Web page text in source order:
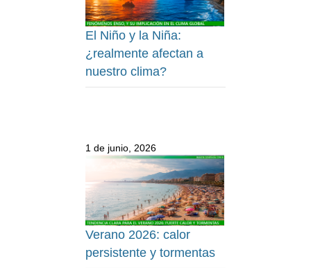
El Niño y la Niña:
¿realmente afectan a
nuestro clima?
1 de junio, 2026
Verano 2026: calor
persistente y tormentas